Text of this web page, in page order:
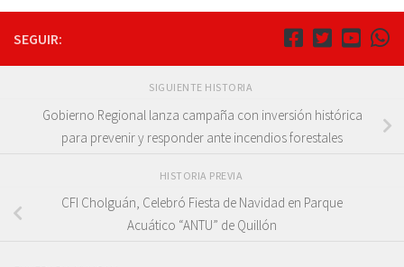
SEGUIR:
SIGUIENTE HISTORIA
Gobierno Regional lanza campaña con inversión histórica
para prevenir y responder ante incendios forestales
HISTORIA PREVIA
CFI Cholguán, Celebró Fiesta de Navidad en Parque
Acuático “ANTU” de Quillón